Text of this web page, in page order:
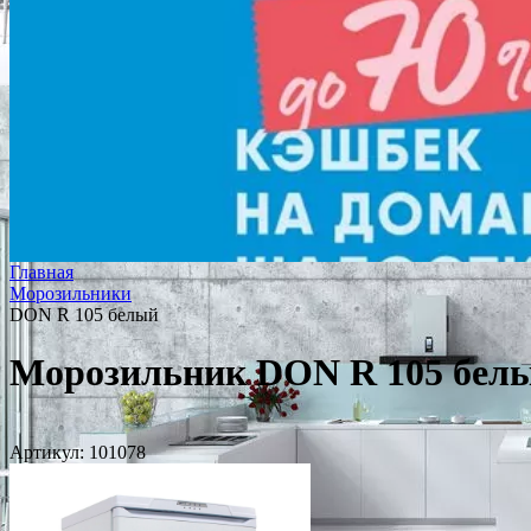
Главная
Морозильники
DON R 105 белый
Морозильник DON R 105
Артикул: 101078